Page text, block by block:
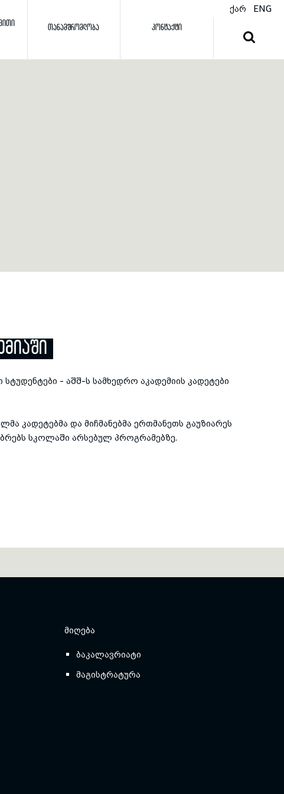
ქარ ENG
ᲗᲐᲜᲐᲛᲨᲠᲝᲛᲚᲝᲑᲐ ᲙᲝᲜᲢᲐᲥᲢᲘ
- აშშ-ს სამხედრო აკადემიის კადეტები
კადეტებმა და მიჩმანებმა ერთმანეთს გაუზიარეს
სკოლაში არსებულ პროგრამებზე.
ᲛᲘᲦᲔᲑᲐ
ბაკალავრიატი
მაგისტრატურა